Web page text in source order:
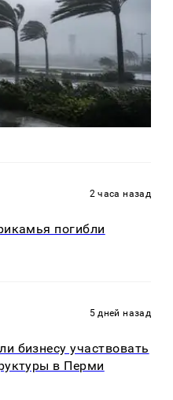
2 часа назад
погибли
5 дней назад
бизнесу участвовать
в Перми